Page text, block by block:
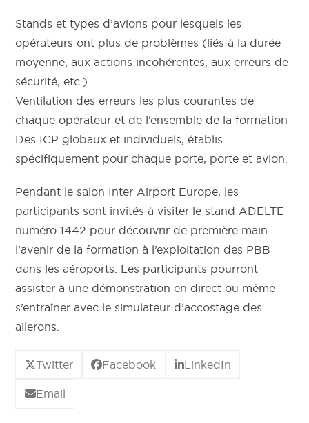
Stands et types d’avions pour lesquels les
opérateurs ont plus de problèmes (liés à la durée
moyenne, aux actions incohérentes, aux erreurs de
sécurité, etc.)
Ventilation des erreurs les plus courantes de
chaque opérateur et de l’ensemble de la formation
Des ICP globaux et individuels, établis
spécifiquement pour chaque porte, porte et avion.
Pendant le salon Inter Airport Europe, les
participants sont invités à visiter le stand ADELTE
numéro 1442 pour découvrir de première main
l’avenir de la formation à l’exploitation des PBB
dans les aéroports. Les participants pourront
assister à une démonstration en direct ou même
s’entraîner avec le simulateur d’accostage des
ailerons.
Twitter Facebook LinkedIn
Email